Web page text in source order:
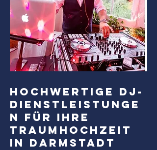
Hochwertige DJ-
Dienstleistunge
n für Ihre
Traumhochzeit
in Darmstadt